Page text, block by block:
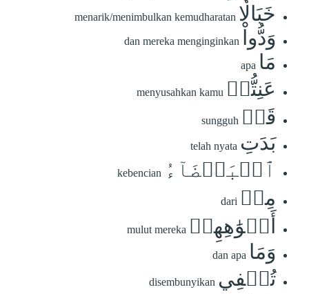
خَبَالٗا menarik/menimbulkan kemudharatan
وَدُّواْ dan mereka menginginkan
مَا apa
عَنِتُّمۡ menyusahkan kamu
قَدۡ sungguh
بَدَتِ telah nyata
ٱلۡبَغۡضَآءُ kebencian
مِنۡ dari
أَفۡوَٰهِهِمۡ mulut mereka
وَمَا dan apa
تُخۡفِي disembunyikan